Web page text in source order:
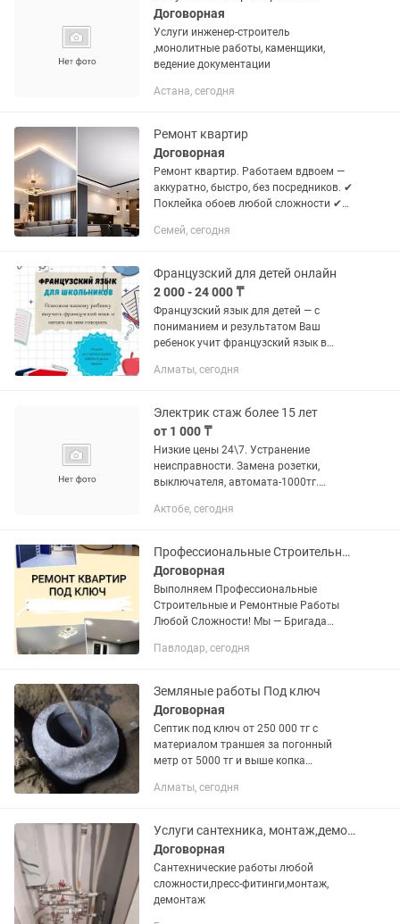
Договорная
Услуги инженер-строитель
,монолитные работы, каменщики,
ведение документации
Астана, сегодня
Ремонт квартир
Договорная
Ремонт квартир. Работаем вдвоем —
аккуратно, быстро, без посредников. ✔
Поклейка обоев любой сложности ✔
потолки с подсветкой ✔ Розетки,
Семей, сегодня
Французский для детей онлайн
2 000 - 24 000 ₸
Французский язык для детей — с
пониманием и результатом Ваш
ребенок учит французский язык в
Оценки не радуют, домашние задания
Алматы, сегодня
Электрик стаж более 15 лет
от 1 000 ₸
Низкие цены 24\7. Устранение
неисправности. Замена розетки,
выключателя, автомата-1000тг.
давно.Работа с пусковой аппаратурой
Актобе, сегодня
Профессиональные Строительные Рабочие.
Договорная
Выполняем Профессиональные
Строительные и Ремонтные Работы
Любой Сложности! Мы — Бригада
качественные услуги по Строительству
Павлодар, сегодня
Земляные работы Под ключ
Договорная
Септик под ключ от 250 000 тг с
материалом траншея за погонный
метр от 5000 тг и выше копка
канализациионых труб так же прокол
по...
Алматы, сегодня
Услуги сантехника, монтаж,демонтаж любой сложности
Договорная
Сантехнические работы любой
сложности,пресс-фитинги,монтаж,
демонтаж